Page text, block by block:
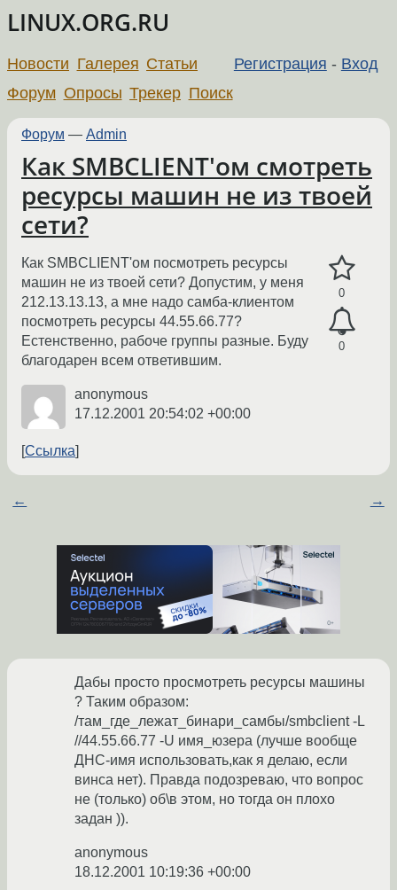
LINUX.ORG.RU
Регистрация - Вход
Новости Галерея Статьи
Форум Опросы Трекер Поиск
Форум — Admin
Как SMBCLIENT'ом смотреть
ресурсы машин не из твоей
сети?
0
0
Как SMBCLIENT'ом посмотреть ресурсы
машин не из твоей сети? Допустим, у меня
212.13.13.13, а мне надо самба-клиентом
посмотреть ресурсы 44.55.66.77?
Естенственно, рабоче группы разные. Буду
благодарен всем ответившим.
anonymous
17.12.2001 20:54:02 +00:00
Ссылка
← →
Дабы просто просмотреть ресурсы машины
? Таким образом:
/там_где_лежат_бинари_самбы/smbclient -L
//44.55.66.77 -U имя_юзера (лучше вообще
ДНС-имя использовать,как я делаю, если
винса нет). Правда подозреваю, что вопрос
не (только) об\в этом, но тогда он плохо
задан )).
anonymous
18.12.2001 10:19:36 +00:00